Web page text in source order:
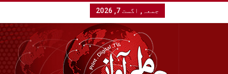
جمعہ, اگست 7, 2026